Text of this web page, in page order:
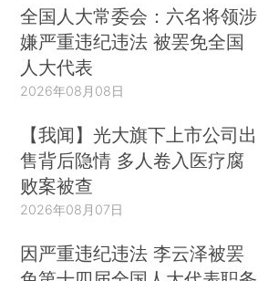
全国人大常委会：六名将领涉
嫌严重违纪违法 被罢免全国
人大代表
2026年08月08日
【我闻】光大旗下上市公司出
售背后隐情 多人卷入医疗腐
败案被查
2026年08月07日
因严重违纪违法 李云泽被罢